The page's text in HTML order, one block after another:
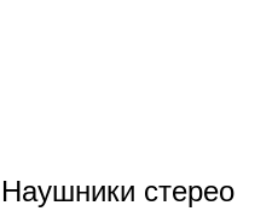
Наушники стерео